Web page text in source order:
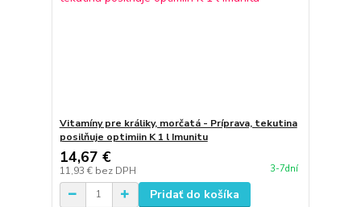
Vitamíny pre králiky, morčatá - Príprava, tekutina
posilňuje optimiin K 1 l Imunitu
14,67 €
11,93 € bez DPH 3-7dní
Pridať do košíka